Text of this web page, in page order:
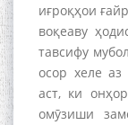
иғроқҳои
воқеаву
тавсифу
осор хеле
аст, ки
омӯзиши